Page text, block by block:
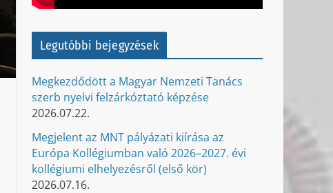
Legutóbbi bejegyzések
Megkezdődött a Magyar Nemzeti Tanács
szerb nyelvi felzárkóztató képzése
2026.07.22.
Megjelent az MNT pályázati kiírása az
Európa Kollégiumban való 2026–2027. évi
kollégiumi elhelyezésről (első kör)
2026.07.16.